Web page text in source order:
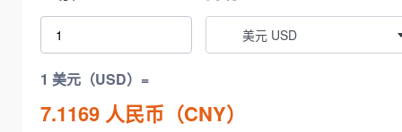
美元 USD
1 美元（USD）=
7.1169 人民币（CNY）